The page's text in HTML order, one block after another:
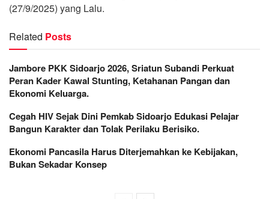
(27/9/2025) yang Lalu.
Related Posts
Jambore PKK Sidoarjo 2026, Sriatun Subandi Perkuat
Peran Kader Kawal Stunting, Ketahanan Pangan dan
Ekonomi Keluarga.
Cegah HIV Sejak Dini Pemkab Sidoarjo Edukasi Pelajar
Bangun Karakter dan Tolak Perilaku Berisiko.
Ekonomi Pancasila Harus Diterjemahkan ke Kebijakan,
Bukan Sekadar Konsep